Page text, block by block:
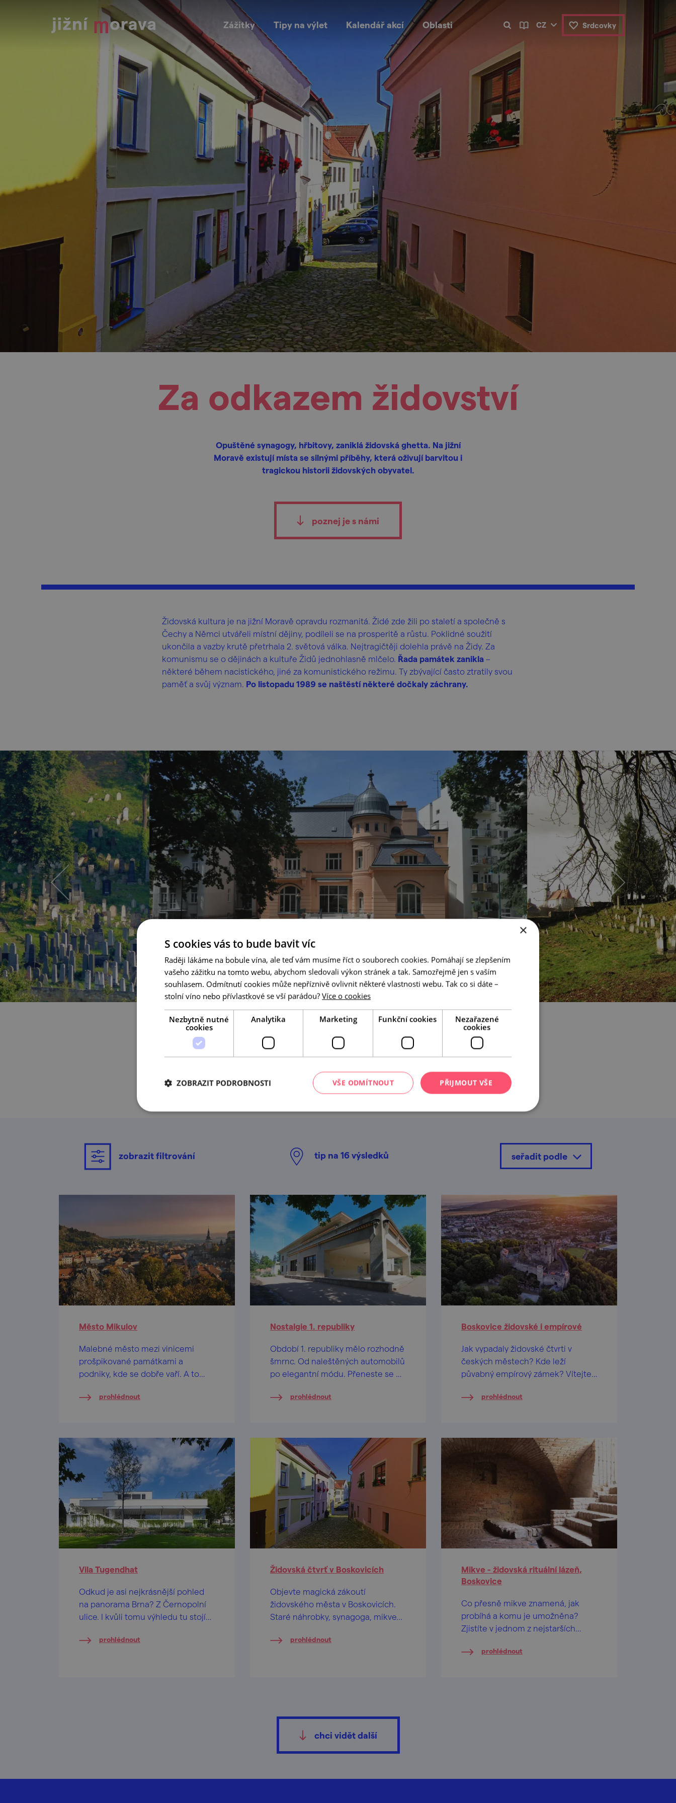
Zážitky Tipy na výlet Kalendář akcí Oblasti CZ Srdcovky
Za odkazem židovství
Opuštěné synagogy, hřbitovy, zaniklá židovská ghetta. Na jižní
Moravě existují místa se silnými příběhy, která oživují barvitou i
tragickou historii židovských obyvatel.
poznej je s námi
Židovská kultura je na jižní Moravě opravdu rozmanitá. Židé zde žili po staletí a společně s
Čechy a Němci utvářeli místní dějiny, podíleli se na prosperitě a růstu. Poklidné soužití
ukončila a vazby krutě přetrhala 2. světová válka. Nejtragičtěji dolehla právě na Židy. Za
komunismu se o dějinách a kultuře Židů jednohlasně mlčelo. Řada památek zanikla –
některé během nacistického, jiné za komunistického režimu. Ty zbývající často ztratily svou
paměť a svůj význam. Po listopadu 1989 se naštěstí některé dočkaly záchrany.
Po stopách židovských obyvatel
ale také řada památek. Objevte historická místa na jižní Moravě, kterým vtiskli svůj odkaz.
zobrazit filtrování tip na 16výsledků seřadit podle
Město Mikulov
Malebné město mezi vinicemi
prošpikované památkami a
podniky, kde se dobře vaří. A to
prohlédnout
Nostalgie 1. republiky
Období 1. republiky mělo rozhodně
šmrnc. Od naleštěných automobilů
po elegantní módu. Přeneste se do
moravské metropoli!
prohlédnout
Boskovice židovské i empírové
Jak vypadaly židovské čtvrti v
českých městech? Kde leží
půvabný empírový zámek? Vítejte
se nudit nebudou!
prohlédnout
Vila Tugendhat
Odkud je asi nejkrásnější pohled
na panorama Brna? Z Černopolní
ulice. I kvůli tomu výhledu tu stojí
funkcionalistické architektury...
prohlédnout
Židovská čtvrť v Boskovicích
Objevte magická zákoutí
židovského města v Boskovicích.
Staré náhrobky, synagoga, mikve...
prohlédnout
Mikve - židovská rituální lázeň,
Boskovice
Co přesně mikve znamená, jak
probíhá a komu je umožněna?
Zjistíte v jednom z nejstarších
prohlédnout
chci vidět další
×
S cookies vás to bude bavit víc
Raději lákáme na bobule vína, ale teď vám musíme říct o souborech cookies. Pomáhají se zlepšením
vašeho zážitku na tomto webu, abychom sledovali výkon stránek a tak. Samozřejmě jen s vaším
souhlasem. Odmítnutí cookies může nepříznivě ovlivnit některé vlastnosti webu. Tak co si dáte –
stolní víno nebo přívlastkové se vší parádou? Více o cookies
Nezbytně nutné
cookies
Analytika Marketing Funkční cookies
Nezařazené
cookies
PŘIJMOUT VŠE
VŠE ODMÍTNOUT
ZOBRAZIT PODROBNOSTI